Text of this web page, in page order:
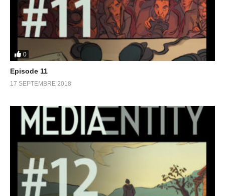
0
Episode 11
17 SEPTEMBRE 2018